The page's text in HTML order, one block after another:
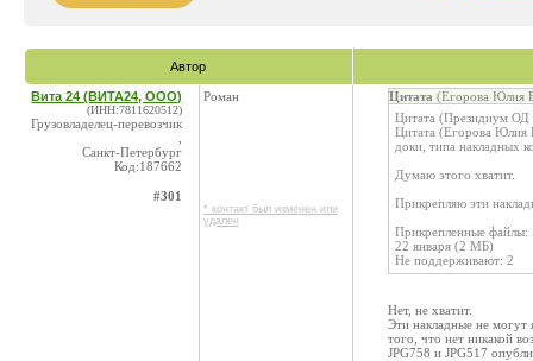
Автор
Вита 24 (ВИТА24, ООО)
(ИНН:7811620512)
Грузовладелец-перевозчик
Санкт-Петербург
Код:187662
#301
Роман
* контакт был изменен или
удален
Цитата (Егорова Юлия
Цитата (Президиум
Цитата (Егорова
доки, типа накладных
Думаю этого хватит.
Прикрепляю эти
Прикрепленные файлы:
22 января (2 МБ)
Не поддерживают: 2
Нет, не хватит.
Эти накладные не могут
того, что нет никакой
JPG758 и JPG517